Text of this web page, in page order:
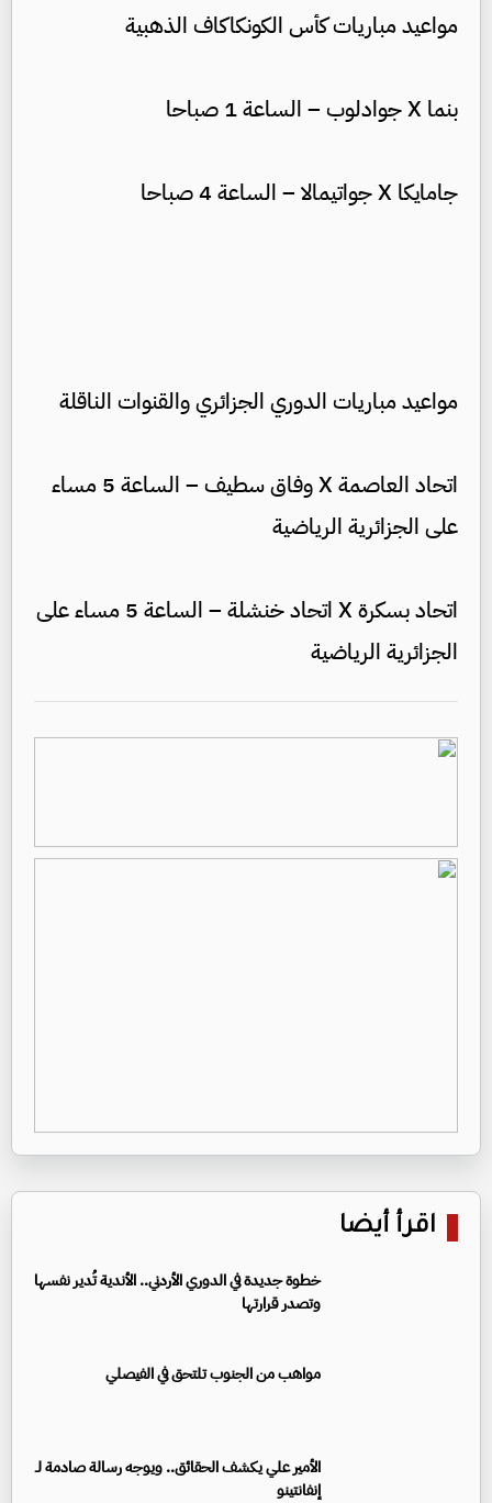
مواعيد مباريات كأس الكونكاكاف الذهبية
بنما X جوادلوب – الساعة 1 صباحا
جامايكا X جواتيمالا – الساعة 4 صباحا
مواعيد مباريات الدوري الجزائري والقنوات الناقلة
اتحاد العاصمة X وفاق سطيف – الساعة 5 مساء
على الجزائرية الرياضية
اتحاد بسكرة X اتحاد خنشلة – الساعة 5 مساء على
الجزائرية الرياضية
اقرأ أيضا
خطوة جديدة في الدوري الأردني.. الأندية تُدير نفسها
وتصدر قرارتها
مواهب من الجنوب تلتحق في الفيصلي
الأمير علي يكشف الحقائق.. ويوجه رسالة صادمة لـ
إنفانتينو